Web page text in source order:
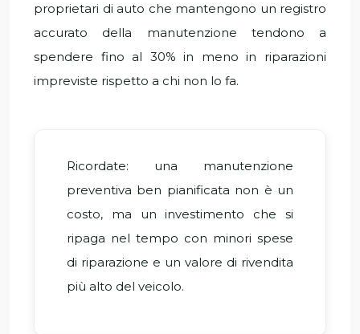
proprietari di auto che mantengono un registro
accurato della manutenzione tendono a
spendere fino al 30% in meno in riparazioni
impreviste rispetto a chi non lo fa.
Ricordate: una manutenzione
preventiva ben pianificata non è un
costo, ma un investimento che si
ripaga nel tempo con minori spese
di riparazione e un valore di rivendita
più alto del veicolo.